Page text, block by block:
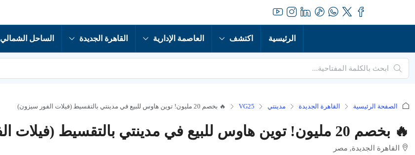
الرئيسية اكتشف العاصمة الإدارية القاهرة الجديدة الساحل الشمالي
الصفحة الرئيسية القاهرة الجديدة مدينتي VG25 🔥 بخصم 20 مليون! توين هاوس للبيع في مدينتي بالتقسيط (فيلات الفور سيزون)
🔥 بخصم 20 مليون! توين هاوس للبيع في مدينتي بالتقسيط (فيلات الفور سيزون)
القاهرة الجديدة, مصر